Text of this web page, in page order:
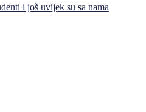
i još uvijek su sa nama